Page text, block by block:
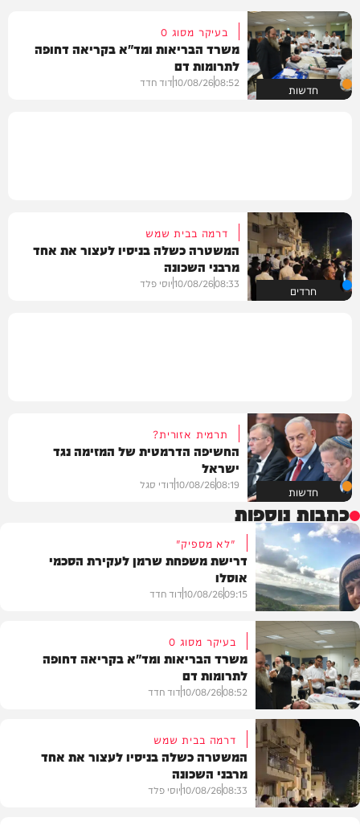
חדשות
בעיקר מסוג O
משרד הבריאות ומד"א בקריאה דחופה
לתרומות דם
08:52
10/08/26דוד חדד
חרדים
דרמה בבית שמש
המשטרה כשלה בניסיו לעצור את אחד
מרבני השכונה
08:33
10/08/26יוסי פלד
חדשות
תרמית אזורית?
החשיפה הדרמטית של המזימה נגד
ישראל
08:19
10/08/26דודי סגל
כתבות נוספות
חדשות
"לא מספיק"
דרישת משפחת שרמן לעקירת הסכמי
אוסלו
09:15
10/08/26דוד חדד
חדשות
בעיקר מסוג O
משרד הבריאות ומד"א בקריאה דחופה
לתרומות דם
08:52
10/08/26דוד חדד
דרמה בבית שמש
המשטרה כשלה בניסיו לעצור את אחד
מרבני השכונה
08:33
10/08/26יוסי פלד